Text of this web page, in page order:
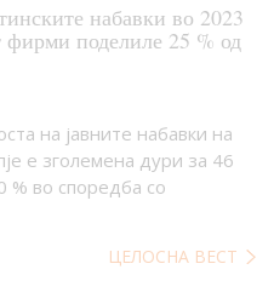
набавки во 2023
фирми поделиле 25 % од
на јавните набавки на
е зголемена дури за 46
% во споредба со
ЦЕЛОСНА ВЕСТ